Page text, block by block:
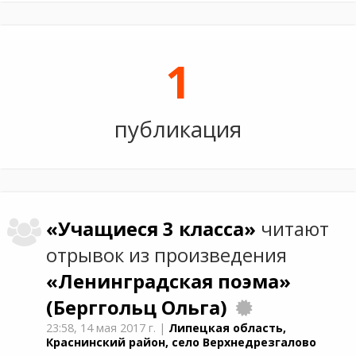
1
публикация
«Учащиеся 3 класса» читают
отрывок из произведения
«Ленинградская поэма»
(Берггольц Ольга)
23:58, 14 мая 2017 г. | Липецкая область,
Краснинский район, село Верхнедрезгалово